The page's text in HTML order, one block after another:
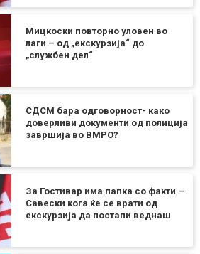
Мицкоски повторно уловен во
лаги – од „екскурзија“ до
„службен дел“
СДСМ бара одговорност- како
доверливи документи од полиција
завршија во ВМРО?
За Гостивар има папка со факти –
Савески кога ќе се врати од
екскурзија да постапи веднаш